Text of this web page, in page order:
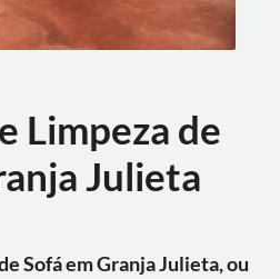
Limpeza de
Julieta
Sofá em Granja Julieta, ou